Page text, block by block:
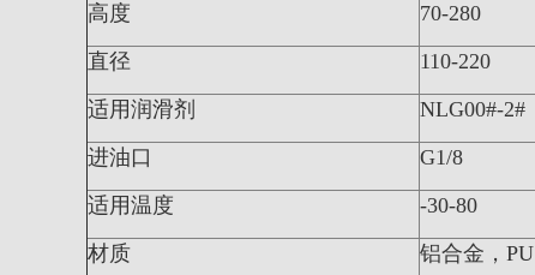
高度
70-280
直径
110-220
适用润滑剂
NLG00#-2#
进油口
G1/8
适用温度
-30-80
材质
铝合金， PU